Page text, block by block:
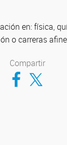
en: física,
o carreras
Compartir
Compartir en
Compartir en